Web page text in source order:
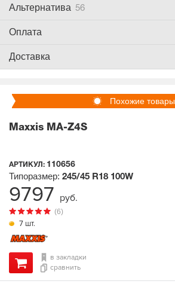
Альтернатива 56
Оплата
Доставка
Похожие товары
Maxxis MA-Z4S
АРТИКУЛ: 110656
7 шт.
(6)
Типоразмер: 245/45 R18 100W
в закладки
сравнить
9797 руб.